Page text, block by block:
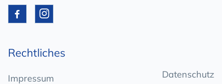
 
Rechtliches
Impressum Datenschutz